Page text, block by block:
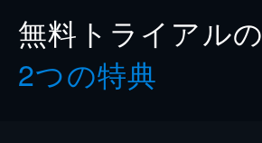
無料トライアルの
2つの特典